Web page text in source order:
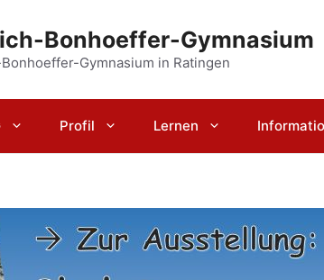
Bonhoeffer-Gymnasium
Gymnasium in Ratingen
Profil Lernen